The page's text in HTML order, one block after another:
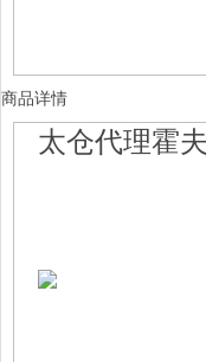
商品详情
太仓代理霍